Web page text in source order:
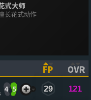
式大师
长花式动作
FP
OVR
4 5 29 121